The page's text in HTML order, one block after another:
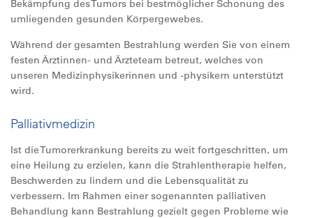
Bekämpfung des Tumors bei bestmöglicher Schonung des
umliegenden gesunden Körpergewebes.
Während der gesamten Bestrahlung werden Sie von einem
festen Ärztinnen- und Ärzteteam betreut, welches von
unseren Medizinphysikerinnen und -physikern unterstützt
wird.
Palliativmedizin
Ist die Tumorerkrankung bereits zu weit fortgeschritten, um
eine Heilung zu erzielen, kann die Strahlentherapie helfen,
Beschwerden zu lindern und die Lebensqualität zu
verbessern. Im Rahmen einer sogenannten palliativen
Behandlung kann Bestrahlung gezielt gegen Probleme wie